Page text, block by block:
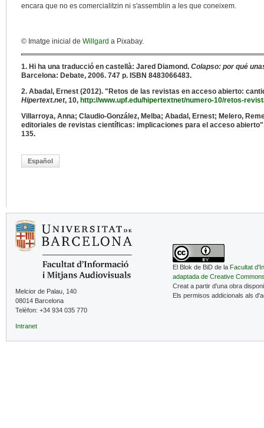
encara que no es comercialitzin ni s'assemblin a les que coneixem.
© Imatge inicial de Willgard a Pixabay.
1. Hi ha una traducció en castellà: Jared Diamond. Colapso: por qué
Barcelona: Debate, 2006. 747 p. ISBN 8483066483.
2. Abadal, Ernest (2012). "Retos de las revistas en acceso abierto:
Hipertext.net, 10, http://www.upf.edu/hipertextnet/numero-10/retos-
Villarroya, Anna; Claudio-González, Melba; Abadal, Ernest; Melero,
editoriales de revistas científicas: implicaciones para el acceso
135.
Español
Melcior de Palau, 140
08014 Barcelona
Telèfon: +34 934 035 770
Intranet
El Blok de BiD de la Facultat
adaptada de Creative
Creat a partir d'una obra
Els permisos addicionals als